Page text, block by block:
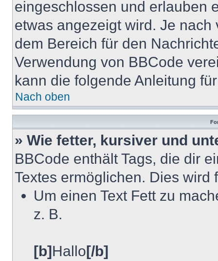
eingeschlossen und erlauben
etwas angezeigt wird. Je
dem Bereich für den
Verwendung von BBCode
kann die folgende Anleitung
Nach oben
» Wie fetter, kursiver und
BBCode enthält Tags, die dir
Textes ermöglichen. Dies
Um einen Text Fett zu
z. B.
[b]Hallo[/b]